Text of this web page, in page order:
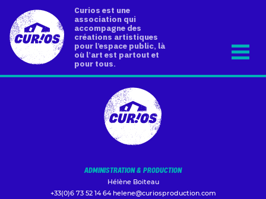
Curios est une
association qui
accompagne des
créations artistiques
pour l’espace public, là
où l’art est partout et
pour tous.
ADMINISTRATION & PRODUCTION
Hélène Boiteau
+33(0)6 73 52 14 64 helene@curiosproduction.com